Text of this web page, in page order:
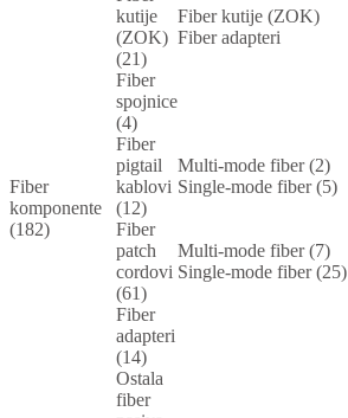
Fiber
komponente
(182)
kutije
(ZOK)
(21)
Fiber kutije (ZOK)
Fiber adapteri
Fiber
spojnice
(4)
Fiber
pigtail
kablovi
(12)
Multi-mode fiber (2)
Single-mode fiber (5)
Fiber
patch
cordovi
(61)
Multi-mode fiber (7)
Single-mode fiber (25)
Fiber
adapteri
(14)
Ostala
fiber